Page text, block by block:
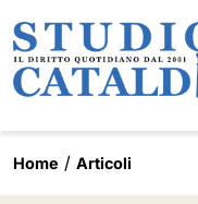
Home Articoli